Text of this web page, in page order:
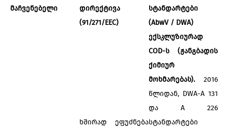
მაჩვენებელი
დირექტივა
(91/271/EEC)
სტანდარტები
(AbwV / DWA)
ხშირად ეფუძნება
ექსკლუზიურად
COD-ს (ჟანგბადის
ქიმიურ
მოხმარებას).2016
წლიდან, DWA-A 131
და A 226
სტანდარტები